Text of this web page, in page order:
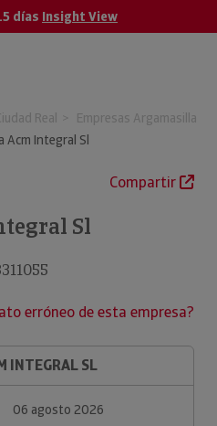
días Insight View
Real
Empresas Argamasilla
Acm Integral Sl
Compartir
Sl
erróneo de esta empresa?
INTEGRAL SL
06 agosto 2026